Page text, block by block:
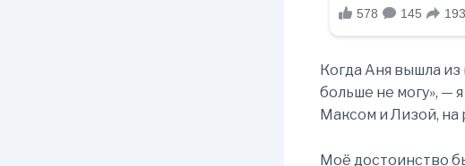
Когда Аня вышла
больше не могу», —
Максом и Лизой, на
Моё достоинство